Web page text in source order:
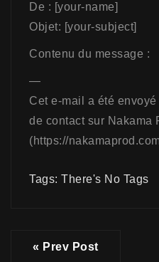
De : [your-name]
Objet: [your-subject]
Contenu du message :
—
Cet e-mail a été
de contact sur Nakama
(https://
Tags: There's No Tags
« Prev Post